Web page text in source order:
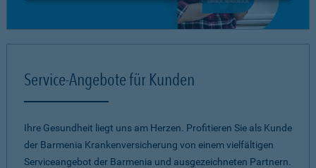
Service-Angebote für Kunden
Ihre Gesundheit liegt uns am Herzen. Profitieren Sie als Kunde
der Barmenia Krankenversicherung von einem vielfältigen
Serviceangebot der Barmenia und ausgezeichneten Partnern.